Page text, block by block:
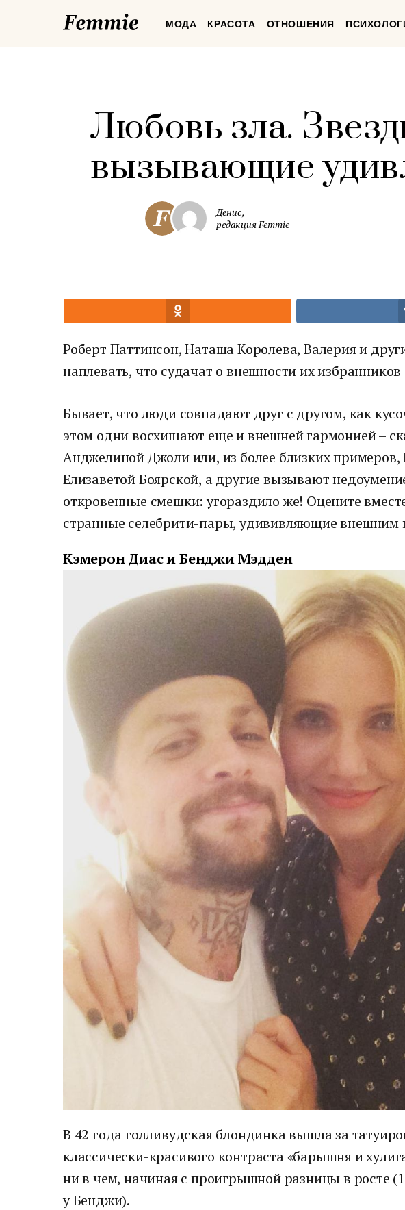
FemmieМОДА КРАСОТА ОТНОШЕНИЯ
Любовь зла.
вызывающие
Денис,
редакция Femmie
Роберт Паттинсон, Наташа Королева, Валерия и
наплевать, что судачат о внешности их избранников
Бывает, что люди совпадают друг с другом, как
этом одни восхищают еще и внешней гармонией –
Анджелиной Джоли или, из более близких
Елизаветой Боярской, а другие вызывают
откровенные смешки: угораздило же! Оцените
странные селебрити-пары, удививляющие внешним
Кэмерон Диас и Бенджи Мэдден
В 42 года голливудская блондинка вышла за
классически-красивого контраста «барышня и
ни в чем, начиная с проигрышной разницы в росте
у Бенджи).